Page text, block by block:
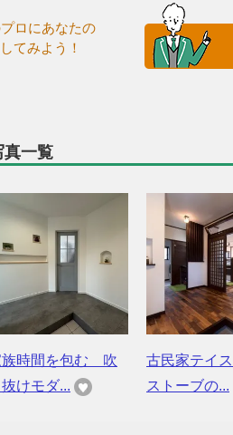
ロにあなたの
てみよう！
真一覧
族時間を包む 吹
抜けモダ...
古民家テイ
ストーブの...